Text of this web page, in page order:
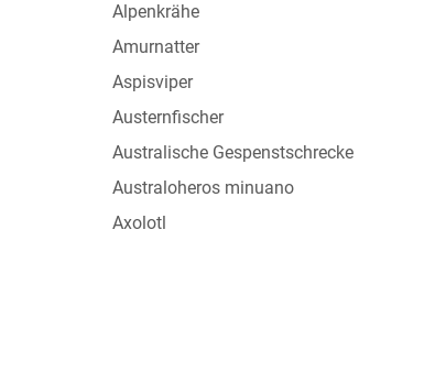
Alpenkrähe
Amurnatter
Aspisviper
Austernfischer
Australische Gespenstschrecke
Australoheros minuano
Axolotl